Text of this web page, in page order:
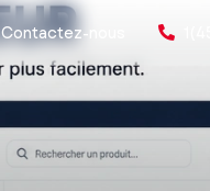
Contactez-nous